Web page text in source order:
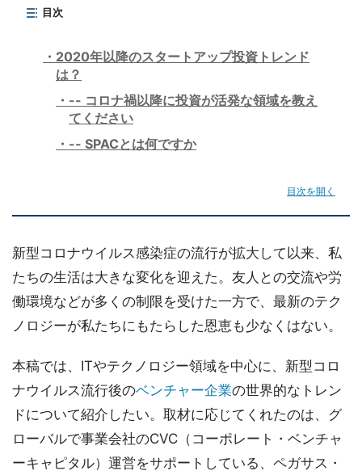
目次
2020年以降のスタートアップ投資トレンド
は？
-- コロナ禍以降に投資が活発な領域を教え
てください
-- SPACとは何ですか
目次を開く
新型コロナウイルス感染症の流行が拡大して以来、私
たちの生活は大きな変化を迎えた。友人との交流や労
働環境などが多くの制限を受けた一方で、最新のテク
ノロジーが私たちにもたらした恩恵も少なくはない。
本稿では、ITやテクノロジー領域を中心に、新型コロ
ナウイルス流行後のベンチャー企業の世界的なトレン
ドについて紹介したい。取材に応じてくれたのは、グ
ローバルで事業会社のCVC（コーポレート・ベンチャ
ーキャピタル）運営をサポートしている、ペガサス・